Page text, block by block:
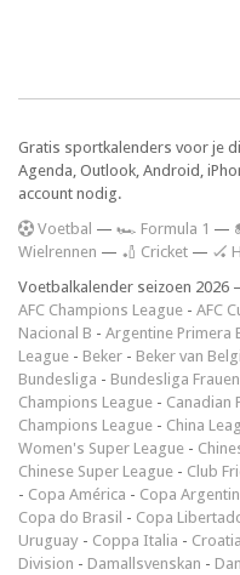
Gratis sportkalenders voor je
Agenda, Outlook, Android,
account nodig.
Voetbal — 🏎️ Formula 1 —
Wielrennen — 🏏 Cricket — 🏑
Voetbalkalender seizoen 2026
AFC Champions League - AFC
Nacional B - Argentine Primera
League - Beker - Beker van
Bundesliga - Bundesliga Frauen
Champions League - Canadian
Champions League - China
Women's Super League -
Chinese Super League - Club
- Copa América - Copa
Copa do Brasil - Copa
Uruguay - Coppa Italia -
Division - Damallsvenskan -